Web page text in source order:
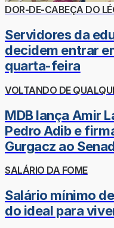
DOR-DE-CABEÇA DO
Servidores da
decidem entrar
quarta-feira
VOLTANDO DE
MDB lança Amir
Pedro Adib e
Gurgacz ao
SALÁRIO DA FOME
Salário mínimo
do ideal para